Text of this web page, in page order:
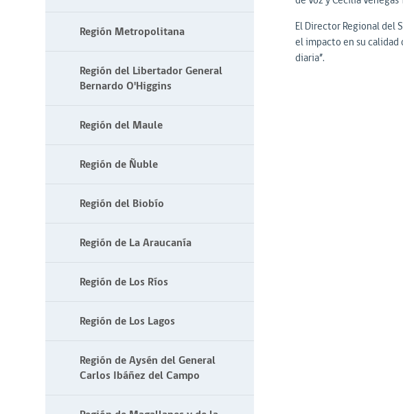
Región Metropolitana
Región del Libertador General
Bernardo O'Higgins
Región del Maule
Región de Ñuble
Región del Biobío
Región de La Araucanía
Región de Los Ríos
Región de Los Lagos
Región de Aysén del General
Carlos Ibáñez del Campo
El Director Regional del
el impacto en su calidad
diaria”.